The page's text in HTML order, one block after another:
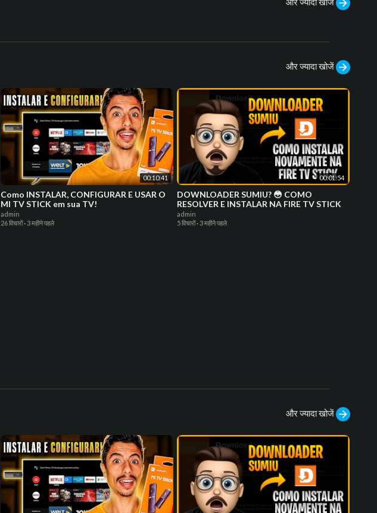
और ज्यादा खोजें
00:10:41
Como INSTALAR, CONFIGURAR E USAR O
MI TV STICK em sua TV!
admin
26 विचारों· 3 महीने पहले
00:01:54
DOWNLOADER SUMIU? 😳 COMO
RESOLVER E INSTALAR NA FIRE TV STICK
admin
5 विचारों· 3 महीने पहले
और ज्यादा खोजें